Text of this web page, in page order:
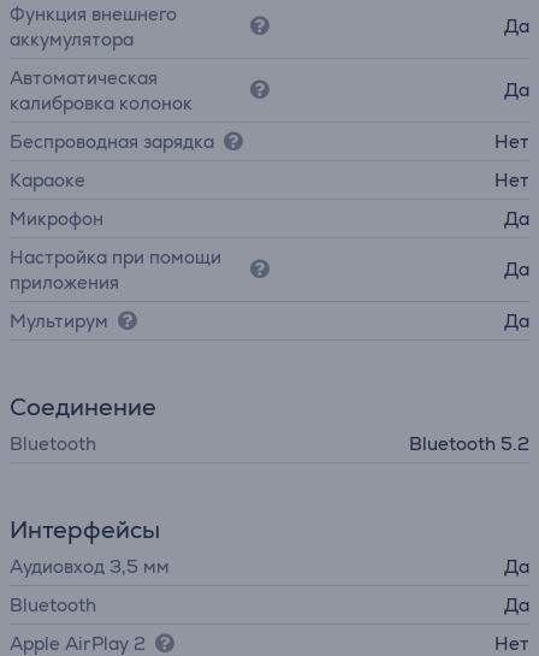
Функция внешнего
аккумулятора
Да
Автоматическая
калибровка колонок
Да
Беспроводная зарядка
Нет
Караоке
Нет
Микрофон
Да
Настройка при помощи
приложения
Да
Мультирум Да
Соединение
Bluetooth Bluetooth 5.2
Интерфейсы
Аудиовход 3,5 мм
Да
Bluetooth
Да
Apple AirPlay 2
Нет